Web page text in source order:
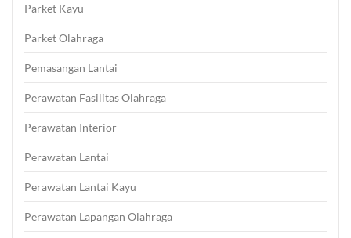
Parket Kayu
Parket Olahraga
Pemasangan Lantai
Perawatan Fasilitas Olahraga
Perawatan Interior
Perawatan Lantai
Perawatan Lantai Kayu
Perawatan Lapangan Olahraga